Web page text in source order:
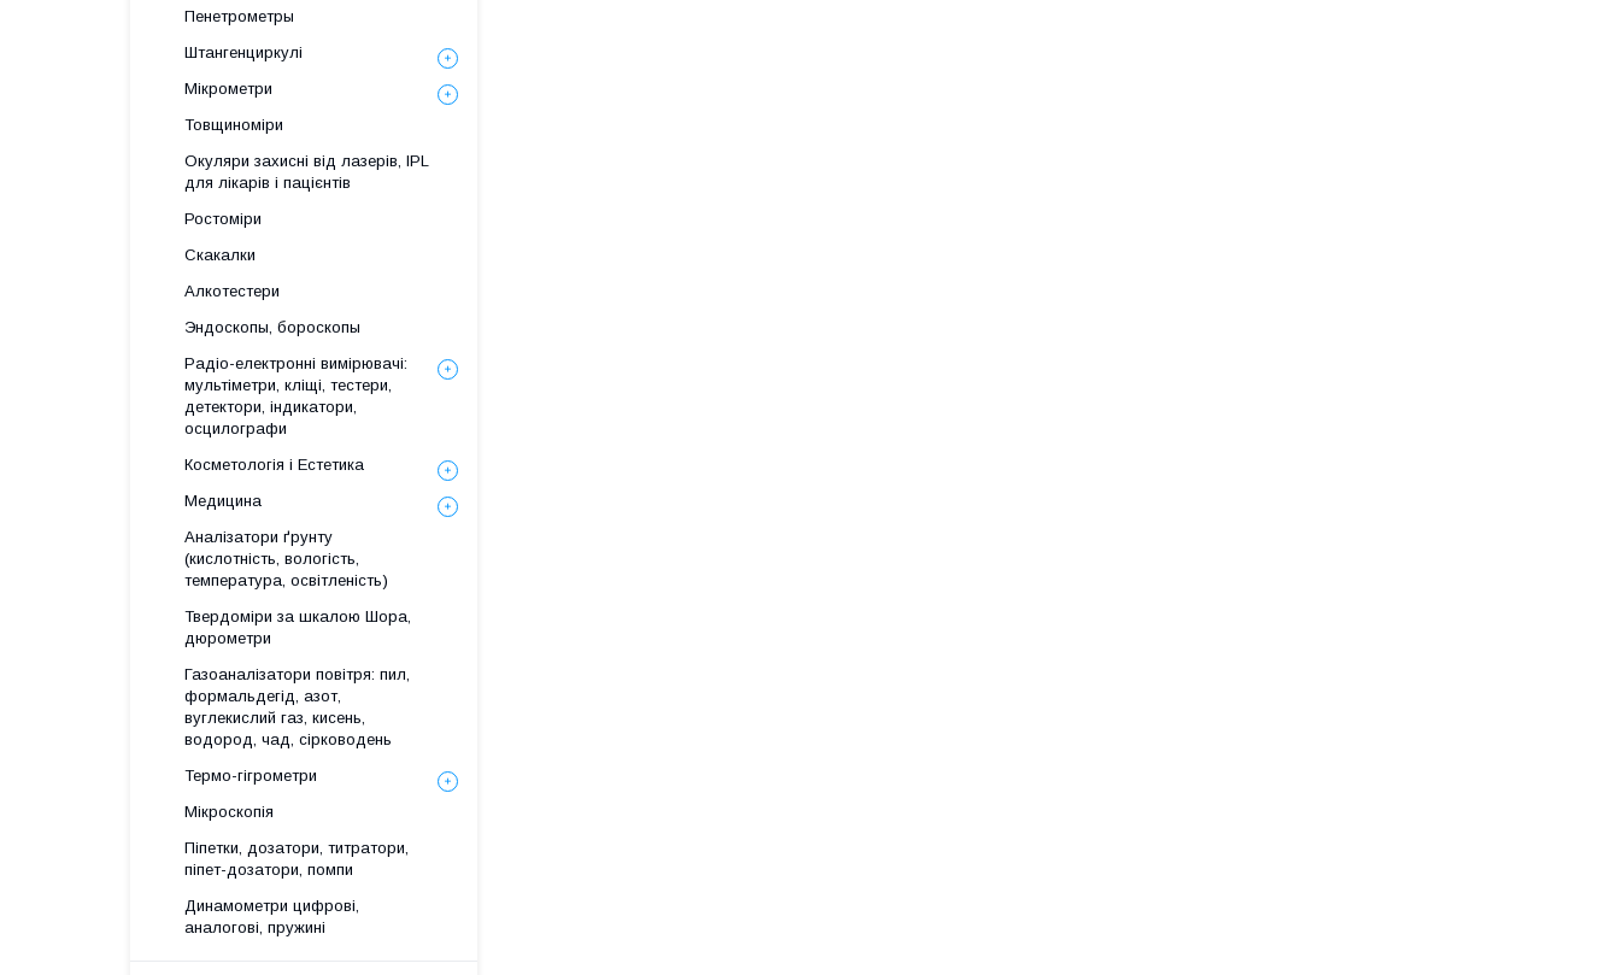
Пенетрометры
Штангенциркулі
Мікрометри
Товщиноміри
Окуляри захисні від лазерів, IPL
для лікарів і пацієнтів
Ростоміри
Скакалки
Алкотестери
Эндоскопы, бороскопы
Радіо-електронні вимірювачі:
мультіметри, кліщі, тестери,
детектори, індикатори,
осцилографи
Косметологія і Естетика
Медицина
Аналізатори ґрунту
(кислотність, вологість,
температура, освітленість)
Твердоміри за шкалою Шора,
дюрометри
Газоаналізатори повітря: пил,
формальдегід, азот,
вуглекислий газ, кисень,
водород, чад, сірководень
Термо-гігрометри
Мікроскопія
Піпетки, дозатори, титратори,
піпет-дозатори, помпи
Динамометри цифрові,
аналогові, пружині